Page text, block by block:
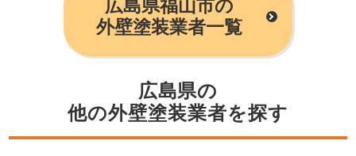
広島県福山市の
外壁塗装業者一覧
広島県の
他の外壁塗装業者を探す